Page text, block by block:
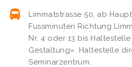
Limmatstrasse 50, ab
Fussminuten Richtung
Nr. 4 oder 13 bis
Gestaltung». Haltestelle
Seminarzentrum.